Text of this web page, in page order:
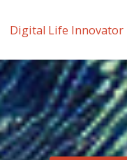
Digital Life Innovator